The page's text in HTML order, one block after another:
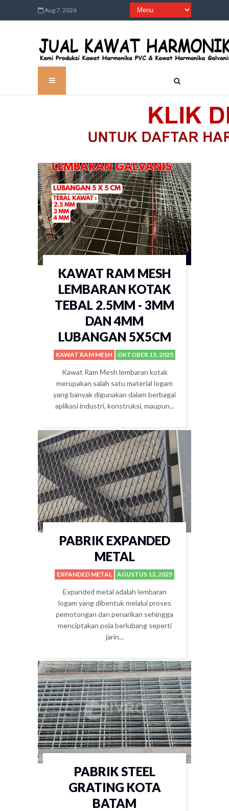
Aug 7, 2026
KAWAT RAM MESH
LEMBARAN KOTAK
TEBAL 2.5MM - 3MM
DAN 4MM
LUBANGAN 5X5CM
KAWAT RAM MESH OKTOBER 15, 2025
Kawat Ram Mesh lembaran kotak
merupakan salah satu material logam
yang banyak digunakan dalam berbagai
aplikasi industri, konstruksi, maupun...
PABRIK EXPANDED
METAL
EXPANDED METAL AGUSTUS 13, 2025
Expanded metal adalah lembaran
logam yang dibentuk melalui proses
pemotongan dan penarikan sehingga
menciptakan pola berlubang seperti
jarin...
PABRIK STEEL
GRATING KOTA
BATAM